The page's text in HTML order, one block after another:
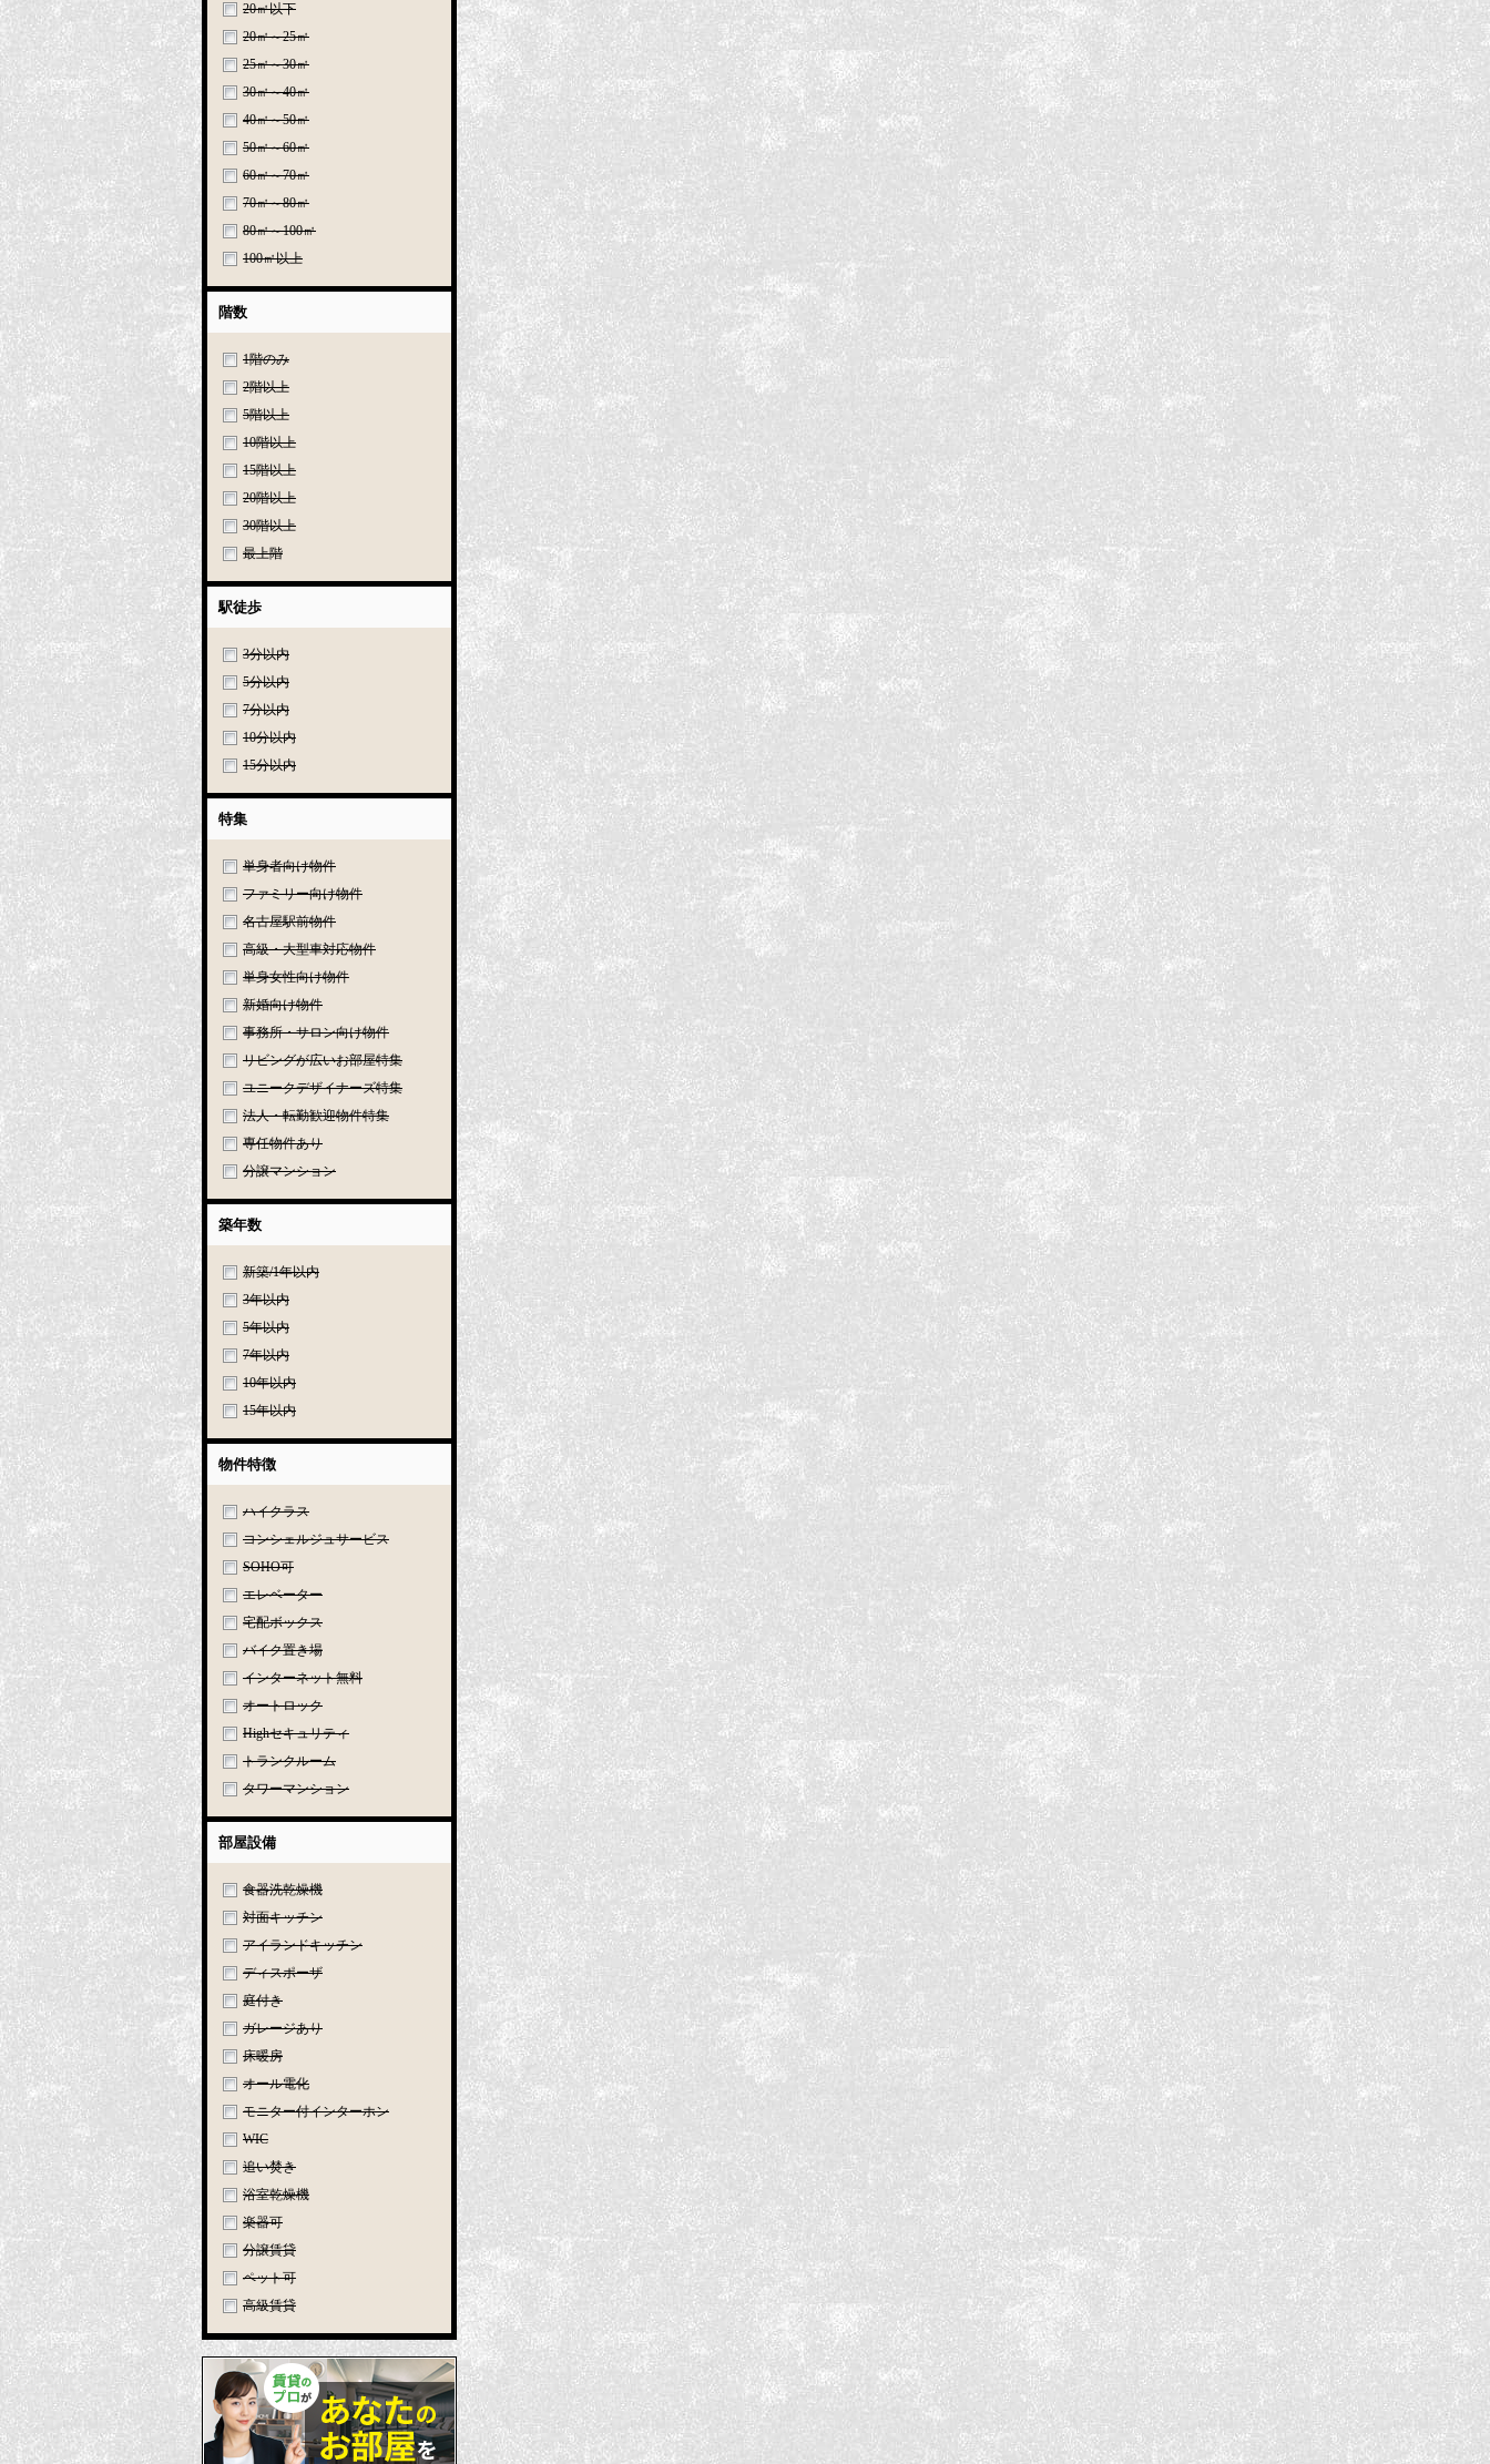
20㎡以下
20㎡～25㎡
25㎡～30㎡
30㎡～40㎡
40㎡～50㎡
50㎡～60㎡
60㎡～70㎡
70㎡～80㎡
80㎡～100㎡
100㎡以上
階数
1階のみ
2階以上
5階以上
10階以上
15階以上
20階以上
30階以上
最上階
駅徒歩
3分以内
5分以内
7分以内
10分以内
15分以内
特集
単身者向け物件
ファミリー向け物件
名古屋駅前物件
高級・大型車対応物件
単身女性向け物件
新婚向け物件
事務所・サロン向け物件
リビングが広いお部屋特集
ユニークデザイナーズ特集
法人・転勤歓迎物件特集
専任物件あり
分譲マンション
築年数
新築/1年以内
3年以内
5年以内
7年以内
10年以内
15年以内
物件特徴
ハイクラス
コンシェルジュサービス
SOHO可
エレベーター
宅配ボックス
バイク置き場
インターネット無料
オートロック
Highセキュリティ
トランクルーム
タワーマンション
部屋設備
食器洗乾燥機
対面キッチン
アイランドキッチン
ディスポーザ
庭付き
ガレージあり
床暖房
オール電化
モニター付インターホン
WIC
追い焚き
浴室乾燥機
楽器可
分譲賃貸
ペット可
高級賃貸